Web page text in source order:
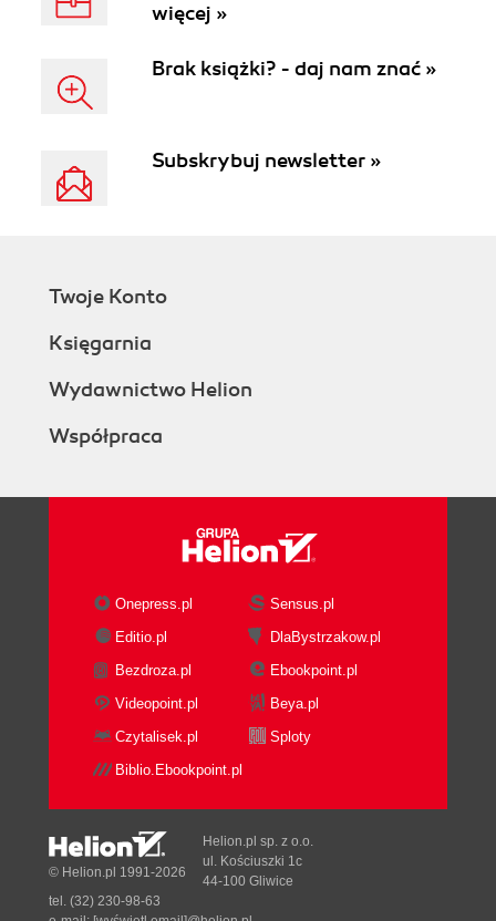
więcej »
Brak książki? - daj nam znać »
Subskrybuj newsletter »
Twoje Konto
Księgarnia
Wydawnictwo Helion
Współpraca
Onepress.pl
Sensus.pl
Editio.pl
DlaBystrzakow.pl
Bezdroza.pl
Ebookpoint.pl
Videopoint.pl
Beya.pl
Czytalisek.pl
Sploty
Biblio.Ebookpoint.pl
© Helion.pl 1991-2026
Helion.pl sp. z o.o.
ul. Kościuszki 1c
44-100 Gliwice
tel. (32) 230-98-63